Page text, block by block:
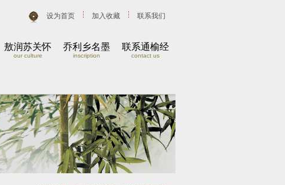
设为首页 加入收藏 联系我们
敖润苏关怀
our culture
乔利乡名墨
inscription
联系通榆经
contact us